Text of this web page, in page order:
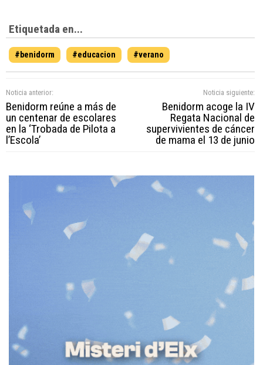
Etiquetada en...
#benidorm #educacion #verano
Noticia anterior:
Benidorm reúne a más de
un centenar de escolares
en la ‘Trobada de Pilota a
l’Escola’
Noticia siguiente:
Benidorm acoge la IV
Regata Nacional de
supervivientes de cáncer
de mama el 13 de junio